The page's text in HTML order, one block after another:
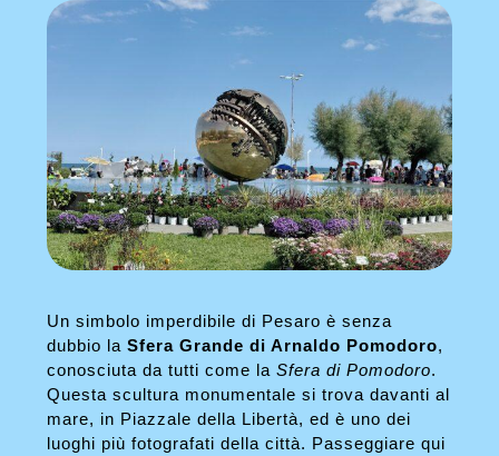
Un simbolo imperdibile di Pesaro è senza
dubbio laSfera Grande di Arnaldo Pomodoro,
conosciuta da tutti come laSfera di Pomodoro.
Questa scultura monumentale si trova davanti al
mare, in Piazzale della Libertà, ed è uno dei
luoghi più fotografati della città. Passeggiare qui